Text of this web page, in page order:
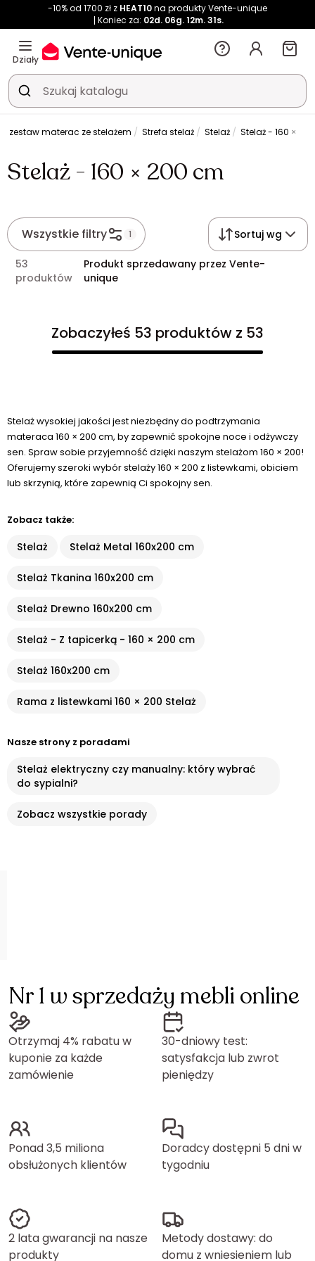
-10% od 1700 zł z HEAT10na produkty Vente-unique
Koniec za: 02d. 06g. 12m. 30s.
Działy
i zestaw materac ze stelażem Strefa stelaż Stelaż Stelaż - 160 ×
Stelaż - 160 × 200 cm
Wszystkie filtry 1 Sortuj wg
53
produktów
Produkt sprzedawany przez Vente-
unique
Zobaczyłeś 53 produktów z 53
Stelaż wysokiej jakości jest niezbędny do podtrzymania
materaca 160 × 200 cm, by zapewnić spokojne noce i odżywczy
sen. Spraw sobie przyjemność dzięki naszym stelażom 160 × 200!
Oferujemy szeroki wybór stelaży 160 × 200 z listewkami, obiciem
lub skrzynią, które zapewnią Ci spokojny sen.
Zobacz także:
Stelaż Stelaż Metal 160x200 cm
Stelaż Tkanina 160x200 cm
Stelaż Drewno 160x200 cm
Stelaż - Z tapicerką - 160 × 200 cm
Stelaż 160x200 cm
Rama z listewkami 160 × 200 Stelaż
Nasze strony z poradami
Stelaż elektryczny czy manualny: który wybrać
do sypialni?
Zobacz wszystkie porady
Nr 1 w sprzedaży mebli online
Otrzymaj 4% rabatu w
kuponie za każde
zamówienie
30-dniowy test:
satysfakcja lub zwrot
pieniędzy
Ponad 3,5 miliona
obsłużonych klientów
Doradcy dostępni 5 dni w
tygodniu
2 lata gwarancji na nasze
produkty
Metody dostawy: do
domu z wniesieniem lub